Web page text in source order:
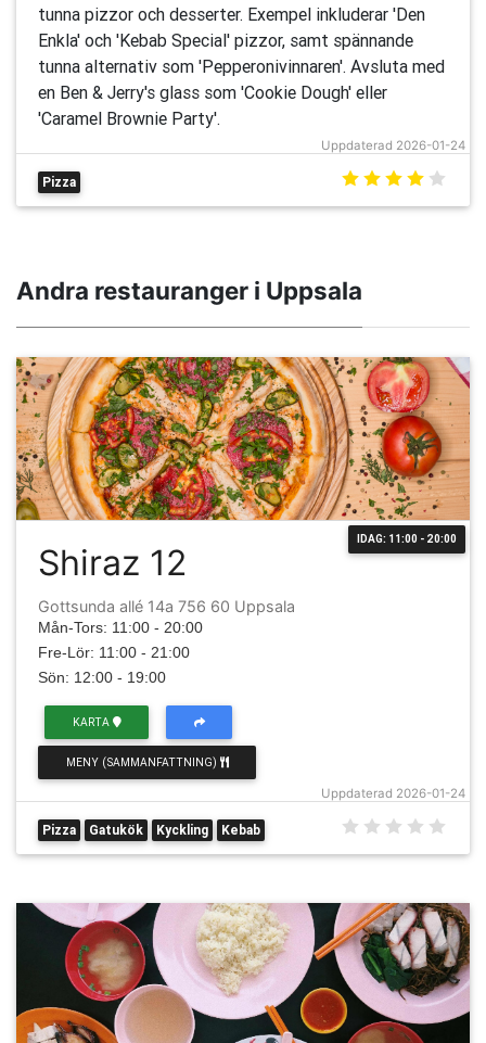
Uppdaterad 2026-01-24
tunna pizzor och desserter. Exempel inkluderar 'Den
Enkla' och 'Kebab Special' pizzor, samt spännande
tunna alternativ som 'Pepperonivinnaren'. Avsluta med
en Ben & Jerry's glass som 'Cookie Dough' eller
'Caramel Brownie Party'.
Pizza
Andra restauranger i Uppsala
IDAG: 11:00 - 20:00
Shiraz 12
Gottsunda allé 14a 756 60 Uppsala
Mån-Tors: 11:00 - 20:00
Fre-Lör: 11:00 - 21:00
Sön: 12:00 - 19:00
Uppdaterad 2026-01-24
KARTA
MENY (SAMMANFATTNING)
Pizza Gatukök Kyckling Kebab